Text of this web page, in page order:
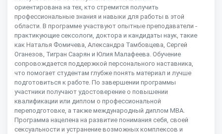
ориентирована на тех, кто стремится получить
профессиональные знания и навыки для работы в этой
области. В программе участвуют опытные преподаватели -
практикующие сексологи, доктора и кандидаты наук, такие
как Наталья Фомичева, Александра Тамбовцева, Сергей
Оганезов, Тигран Саарян и Юлия Малафеева. Обучение
сопровождается поддержкой персонального наставника,
что помогает студентам глубже понять материал и лучше
подготовиться к работе. По завершении программы
участники получают удостоверение о повышении
квалификации или диплом о профессиональной
переподготовке, а также международный диплом MBA.
Программа нацелена на развитие понимания себя, своей
сексуальности и устранение возможных комплексов и